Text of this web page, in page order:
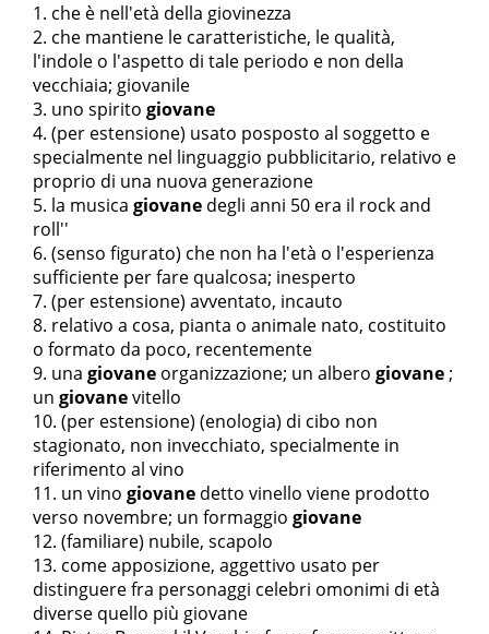
che è nell'età della giovinezza
che mantiene le caratteristiche, le qualità,
l'indole o l'aspetto di tale periodo e non della
vecchiaia; giovanile
uno spirito giovane
(per estensione) usato posposto al soggetto e
specialmente nel linguaggio pubblicitario, relativo e
proprio di una nuova generazione
la musica giovane degli anni 50 era il rock and
roll''
(senso figurato) che non ha l'età o l'esperienza
sufficiente per fare qualcosa; inesperto
(per estensione) avventato, incauto
relativo a cosa, pianta o animale nato, costituito
o formato da poco, recentemente
una giovane organizzazione; un albero giovane ;
un giovanevitello
(per estensione) (enologia) di cibo non
stagionato, non invecchiato, specialmente in
riferimento al vino
un vino giovane detto vinello viene prodotto
verso novembre; un formaggio giovane
(familiare) nubile, scapolo
come apposizione, aggettivo usato per
distinguere fra personaggi celebri omonimi di età
diverse quello più giovane